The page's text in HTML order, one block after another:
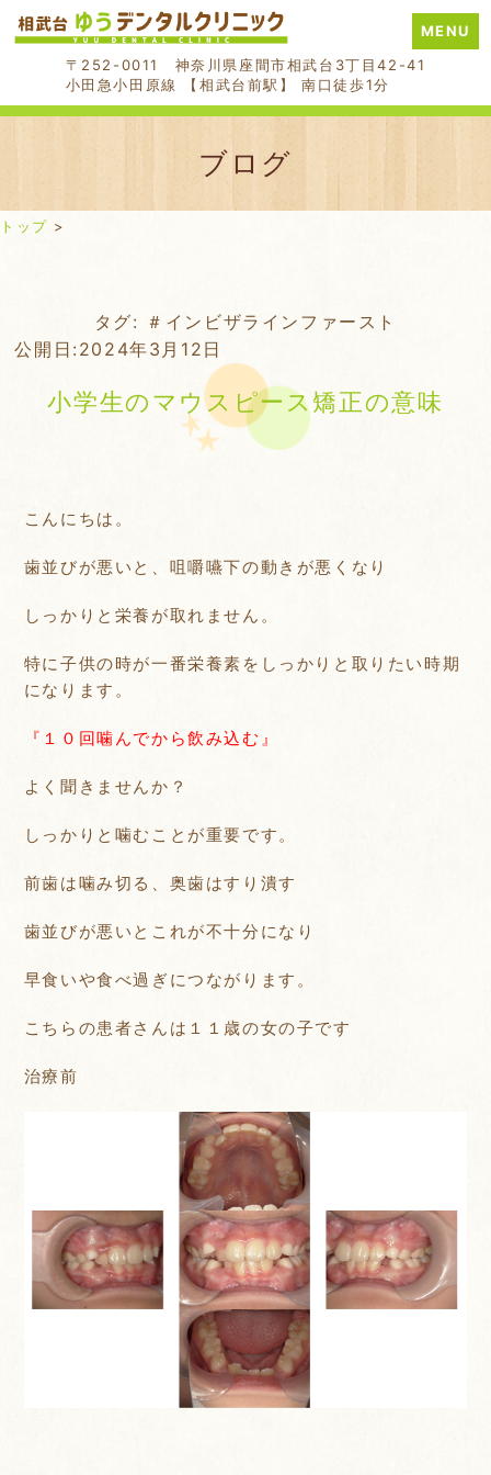
〒252-0011 神奈川県座間市相武台3丁目42-41
小田急小田原線 【相武台前駅】 南口徒歩1分
MENU
ブログ
トップ >
Skip
content
タグ: ＃インビザラインファースト
公開日: 2024年3月12日
小学生のマウスピース矯正の意味
こんにちは。
歯並びが悪いと、咀嚼嚥下の動きが悪くなり
しっかりと栄養が取れません。
特に子供の時が一番栄養素をしっかりと取りたい時期
になります。
『１０回噛んでから飲み込む』
よく聞きませんか？
しっかりと噛むことが重要です。
前歯は噛み切る、奥歯はすり潰す
歯並びが悪いとこれが不十分になり
早食いや食べ過ぎにつながります。
こちらの患者さんは１１歳の女の子です
治療前